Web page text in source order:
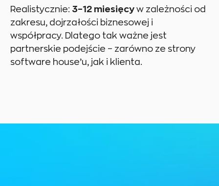
Realistycznie: 3–12 miesięcy w zależności od
zakresu, dojrzałości biznesowej i
współpracy. Dlatego tak ważne jest
partnerskie podejście – zarówno ze strony
software house’u, jak i klienta.